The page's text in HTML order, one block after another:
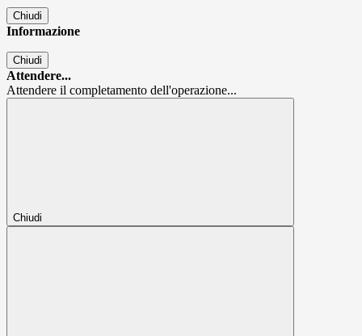
Chiudi
Informazione
Chiudi
Attendere...
Attendere il completamento dell'operazione...
Chiudi